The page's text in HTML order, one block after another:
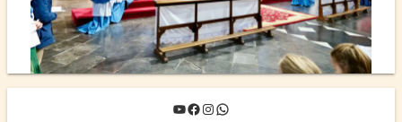
YouTube
Facebook
Instagram
WhatsApp